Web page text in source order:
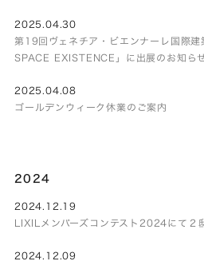
2025.04.30
第19回ヴェネチア・ビエンナーレ国際
SPACE EXISTENCE」に出展のお知ら
2025.04.08
ゴールデンウィーク休業のご案内
2024
2024.12.19
LIXILメンバーズコンテスト2024にて２
2024.12.09